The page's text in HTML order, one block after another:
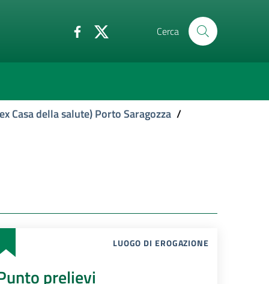
Cerca
Casa della salute) Porto Saragozza /
LUOGO DI EROGAZIONE
prelievi